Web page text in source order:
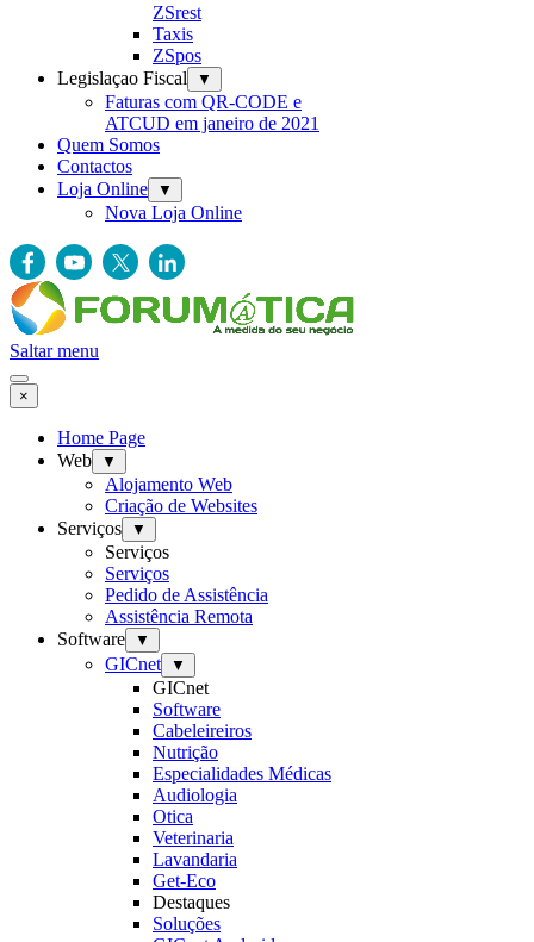
ZSrest
Taxis
ZSpos
Legislaçao Fiscal
▼
Faturas com QR-CODE e
ATCUD em janeiro de 2021
Quem Somos
Contactos
Loja Online
▼
Nova Loja Online
Saltar menu
×
Home Page
Web
▼
Alojamento Web
Criação de Websites
Serviços
▼
Serviços
Serviços
Pedido de Assistência
Assistência Remota
Software
▼
GICnet ▼
GICnet
Software
Cabeleireiros
Nutrição
Especialidades Médicas
Audiologia
Otica
Veterinaria
Lavandaria
Get-Eco
Destaques
Soluções